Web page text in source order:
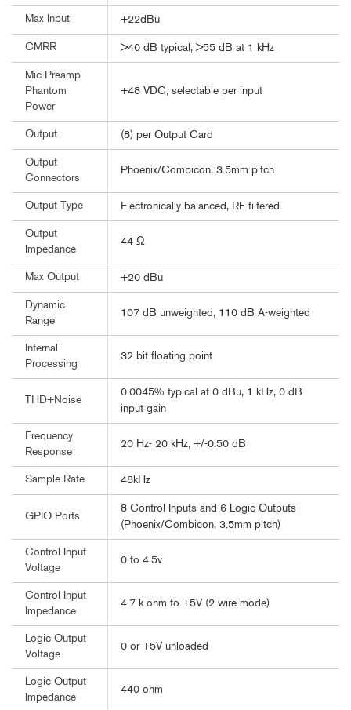
Max Input +22dBu
CMRR >40 dB typical, >55 dB at 1 kHz
Mic Preamp
Phantom
Power
+48 VDC, selectable per input
Output (8) per Output Card
Output
Connectors
Phoenix/Combicon, 3.5mm pitch
Output Type Electronically balanced, RF filtered
Output
Impedance
44 Ω
Max Output +20 dBu
Dynamic
Range
107 dB unweighted, 110 dB A-weighted
Internal
Processing
32 bit floating point
THD+Noise
0.0045% typical at 0 dBu, 1 kHz, 0 dB
input gain
Frequency
Response
20 Hz- 20 kHz, +/-0.50 dB
Sample Rate 48kHz
GPIO Ports
8 Control Inputs and 6 Logic Outputs
(Phoenix/Combicon, 3.5mm pitch)
Control Input
Voltage
0 to 4.5v
Control Input
Impedance
4.7 k ohm to +5V (2-wire mode)
Logic Output
Voltage
0 or +5V unloaded
Logic Output
Impedance
440 ohm